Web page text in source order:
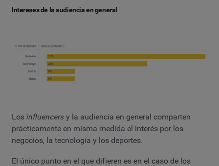
Intereses de la audiencia en general
Los influencers y la audiencia en general comparten
prácticamente en misma medida el interés por los
negocios, la tecnología y los deportes.
El único punto en el que difieren es en el caso de los